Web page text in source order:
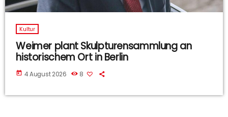
Kultur
Weimer plant Skulpturensammlung an
historischem Ort in Berlin
today 4 August 2026 8